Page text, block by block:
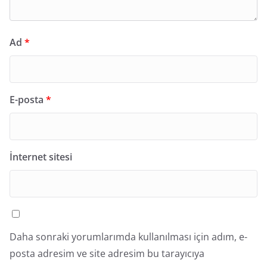
Ad *
E-posta *
İnternet sitesi
Daha sonraki yorumlarımda kullanılması için adım, e-
posta adresim ve site adresim bu tarayıcıya